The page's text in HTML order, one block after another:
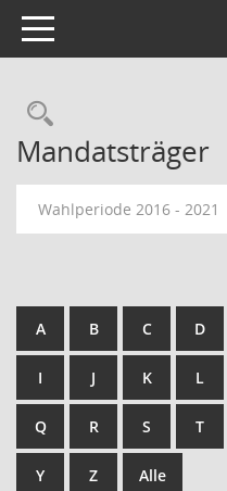
Toggle navigation
Mandatsträger
Wahlperiode 2016 - 2021
A B C D
I J K L
Q R S T
Y Z Alle